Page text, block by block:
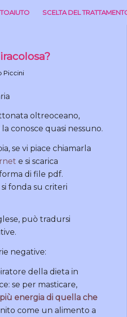
SCELTA DEL
Piccini
oltreoceano,
conosce quasi nessuno.
se vi piace chiamarla
e si scarica
di file pdf.
fonda su criteri
può tradursi
negative:
della dieta in
se per masticare,
più energia di quella che
come un alimento a